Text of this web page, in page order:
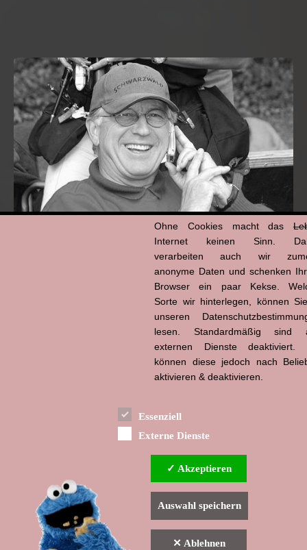
Ohne Cookies macht das
Internet keinen Sinn.
verarbeiten auch wir
anonyme Daten und schenken
Browser ein paar Kekse.
Sorte wir hinterlegen, können
unseren
lesen. Standardmäßig sind
externen Dienste deaktiviert.
können diese jedoch nach
aktivieren & deaktivieren.
Essenziell
Externe Dienste
✓ Akzeptieren
Auswahl speichern
✕ Ablehnen